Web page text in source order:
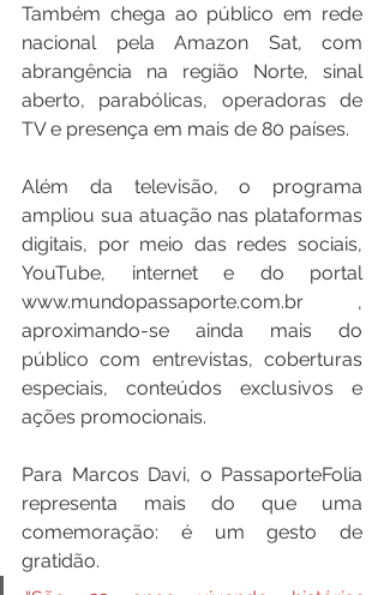
Também chega ao público em rede
nacional pela Amazon Sat, com
abrangência na região Norte, sinal
aberto, parabólicas, operadoras de
TV e presença em mais de 80 países.
Além da televisão, o programa
ampliou sua atuação nas plataformas
digitais, por meio das redes sociais,
YouTube, internet e do portal
www.mundopassaporte.com.br⁠ ,
aproximando-se ainda mais do
público com entrevistas, coberturas
especiais, conteúdos exclusivos e
ações promocionais.
Para Marcos Davi, o PassaporteFolia
representa mais do que uma
comemoração: é um gesto de
gratidão.